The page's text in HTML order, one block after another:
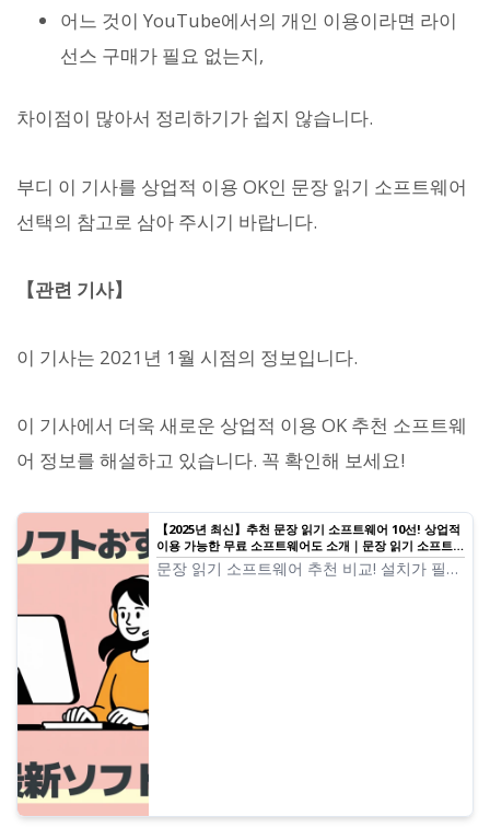
어느 것이 YouTube에서의 개인 이용이라면 라이
선스 구매가 필요 없는지,
차이점이 많아서 정리하기가 쉽지 않습니다.
부디 이 기사를 상업적 이용 OK인 문장 읽기 소프트웨어
선택의 참고로 삼아 주시기 바랍니다.
【관련 기사】
이 기사는 2021년 1월 시점의 정보입니다.
이 기사에서 더욱 새로운 상업적 이용 OK 추천 소프트웨
어 정보를 해설하고 있습니다. 꼭 확인해 보세요!
【2025년 최신】추천 문장 읽기 소프트웨어 10선! 상업적
이용 가능한 무료 소프트웨어도 소개｜문장 읽기 소프트웨
어 Ondoku
문장 읽기 소프트웨어 추천 비교! 설치가 필요